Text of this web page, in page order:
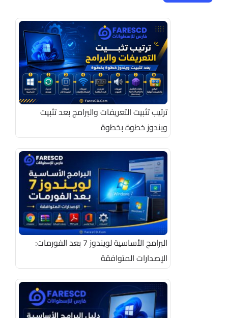
ترتيب تثبيت التعريفات والبرامج بعد تثبيت
ويندوز خطوة بخطوة
البرامج الأساسية لويندوز 7 بعد الفورمات:
الإصدارات المتوافقة